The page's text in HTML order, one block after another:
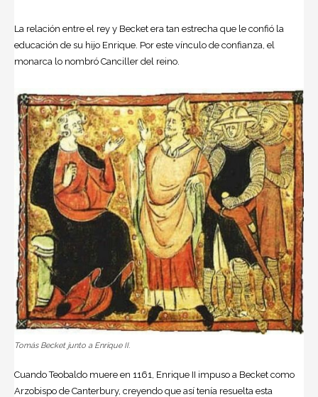
La relación entre el rey y Becket era tan estrecha que le confió la
educación de su hijo Enrique. Por este vínculo de confianza, el
monarca lo nombró Canciller del reino.
Tomás Becket junto a Enrique II.
Cuando Teobaldo muere en 1161, Enrique II impuso a Becket como
Arzobispo de Canterbury, creyendo que así tenía resuelta esta